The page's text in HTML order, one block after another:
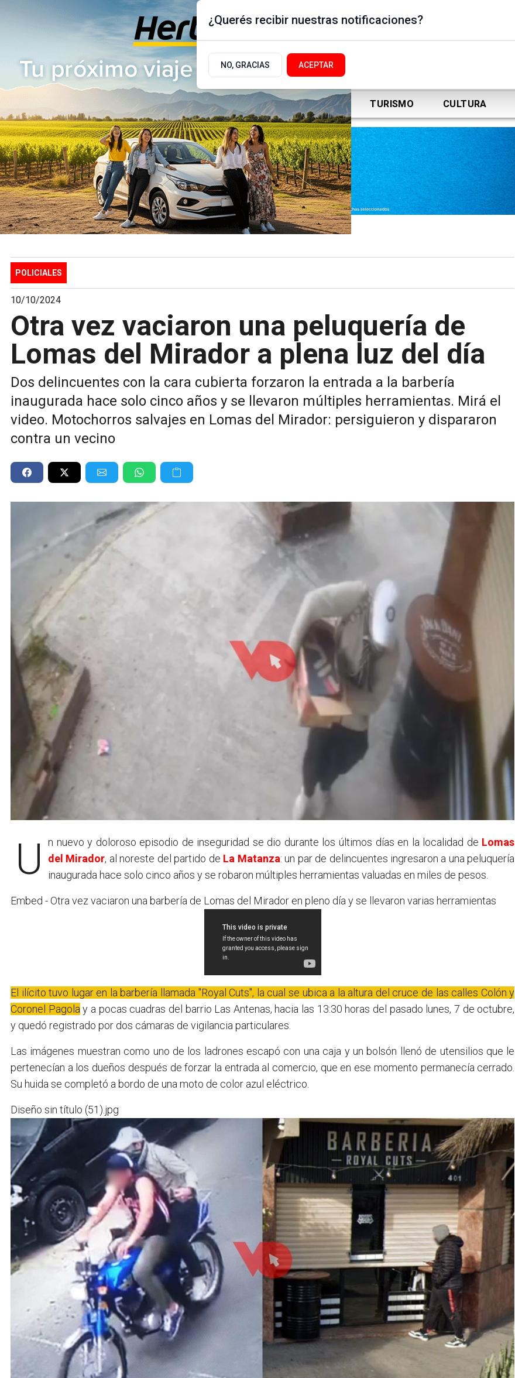
Miércoles 5 de Agosto de 2026
17.9ºc | Buenos Aires, AR
ACTUALIDAD POLÍTICA DEPORTES TURISMO CULTURA
POLICIALES
10/10/2024
Otra vez vaciaron una peluquería de
Lomas del Mirador a plena luz del día
Dos delincuentes con la cara cubierta forzaron la entrada a la barbería
inaugurada hace solo cinco años y se llevaron múltiples herramientas. Mirá el
video. Motochorros salvajes en Lomas del Mirador: persiguieron y dispararon
contra un vecino
Un nuevo y doloroso episodio de inseguridad se dio durante los últimos días en la localidad de Lomas
del Mirador, al noreste del partido de La Matanza: un par de delincuentes ingresaron a una peluquería
inaugurada hace solo cinco años y se robaron múltiples herramientas valuadas en miles de pesos.
Embed - Otra vez vaciaron una barbería de Lomas del Mirador en pleno día y se llevaron varias herramientas
El ilícito tuvo lugar en la barbería llamada "Royal Cuts", la cual se ubica a la altura del cruce de las calles Colón y
Coronel Pagola y a pocas cuadras del barrio Las Antenas, hacia las 13:30 horas del pasado lunes, 7 de octubre,
y quedó registrado por dos cámaras de vigilancia particulares.
Las imágenes muestran como uno de los ladrones escapó con una caja y un bolsón llenó de utensilios que le
pertenecían a los dueños después de forzar la entrada al comercio, que en ese momento permanecía cerrado.
Su huida se completó a bordo de una moto de color azul eléctrico.
Diseño sin título (51).jpg
¿Querés recibir nuestras notificaciones?
NO, GRACIAS ACEPTAR